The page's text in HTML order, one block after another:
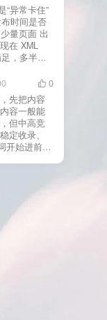
应缓存）
致命错误
URL（按网
“异常卡住”
时间是否
量页面 出
在 XML
，多半属
的？ 以下
：页面几
与站内已
向了别的
多相似文
抓取，但
3) 最有效
先做这 3
密度 前 2–
铺垫太多，
被判定为重
新编入索引
容易适得
收录强行堆
这些操作会
0
先把内容
容一般能
但中高竞
定收录、
开始进前